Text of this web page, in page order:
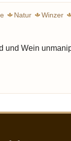
Natur Winzer
und Wein